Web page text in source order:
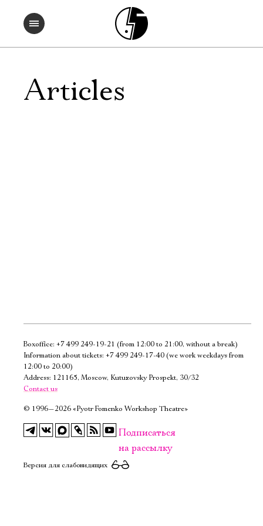
Articles
Boxoffice: +7 499 249-19-21 (from 12:00 to 21:00, without a break)
Information about tickets: +7 499 249-17-40 (we work weekdays from
12:00 to 20:00)
Address: 121165, Moscow, Kutuzovsky Prospekt, 30/32
Contact us
© 1996—2026 «Pyotr Fomenko Workshop Theatre»
Подписаться
на рассылку
Версия для слабовидящих
Электропочта
Ознакомиться